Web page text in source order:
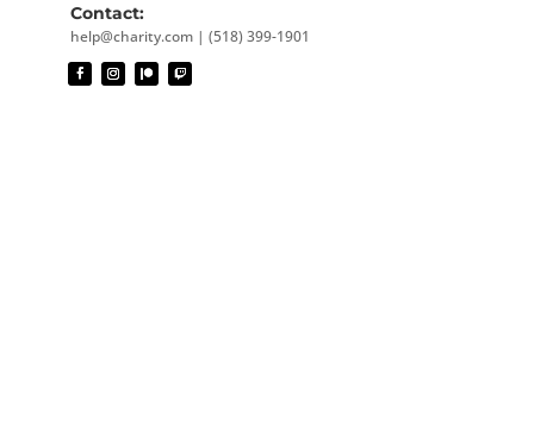
Contact:
help@charity.com | (518) 399-1901